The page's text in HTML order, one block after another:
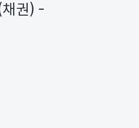
권) -